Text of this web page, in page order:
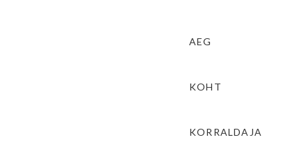
AEG
KOHT
KORRALDAJA